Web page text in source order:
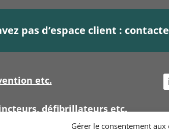
Gérer le consentement aux
pas d’espace client :
etc.
défibrillateurs etc.